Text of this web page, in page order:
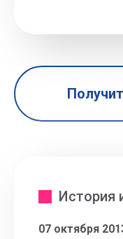
История
07 октября